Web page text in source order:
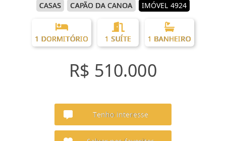
CASAS CAPÃO DA CANOA IMÓVEL 4924
1 DORMITÓRIO 1 SUÍTE 1 BANHEIRO
R$ 510.000
Tenho interesse